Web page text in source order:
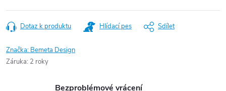
Dotaz k produktu Hlídací pes Sdílet
Značka: Bemeta Design
Záruka: 2 roky
Bezproblémové vrácení